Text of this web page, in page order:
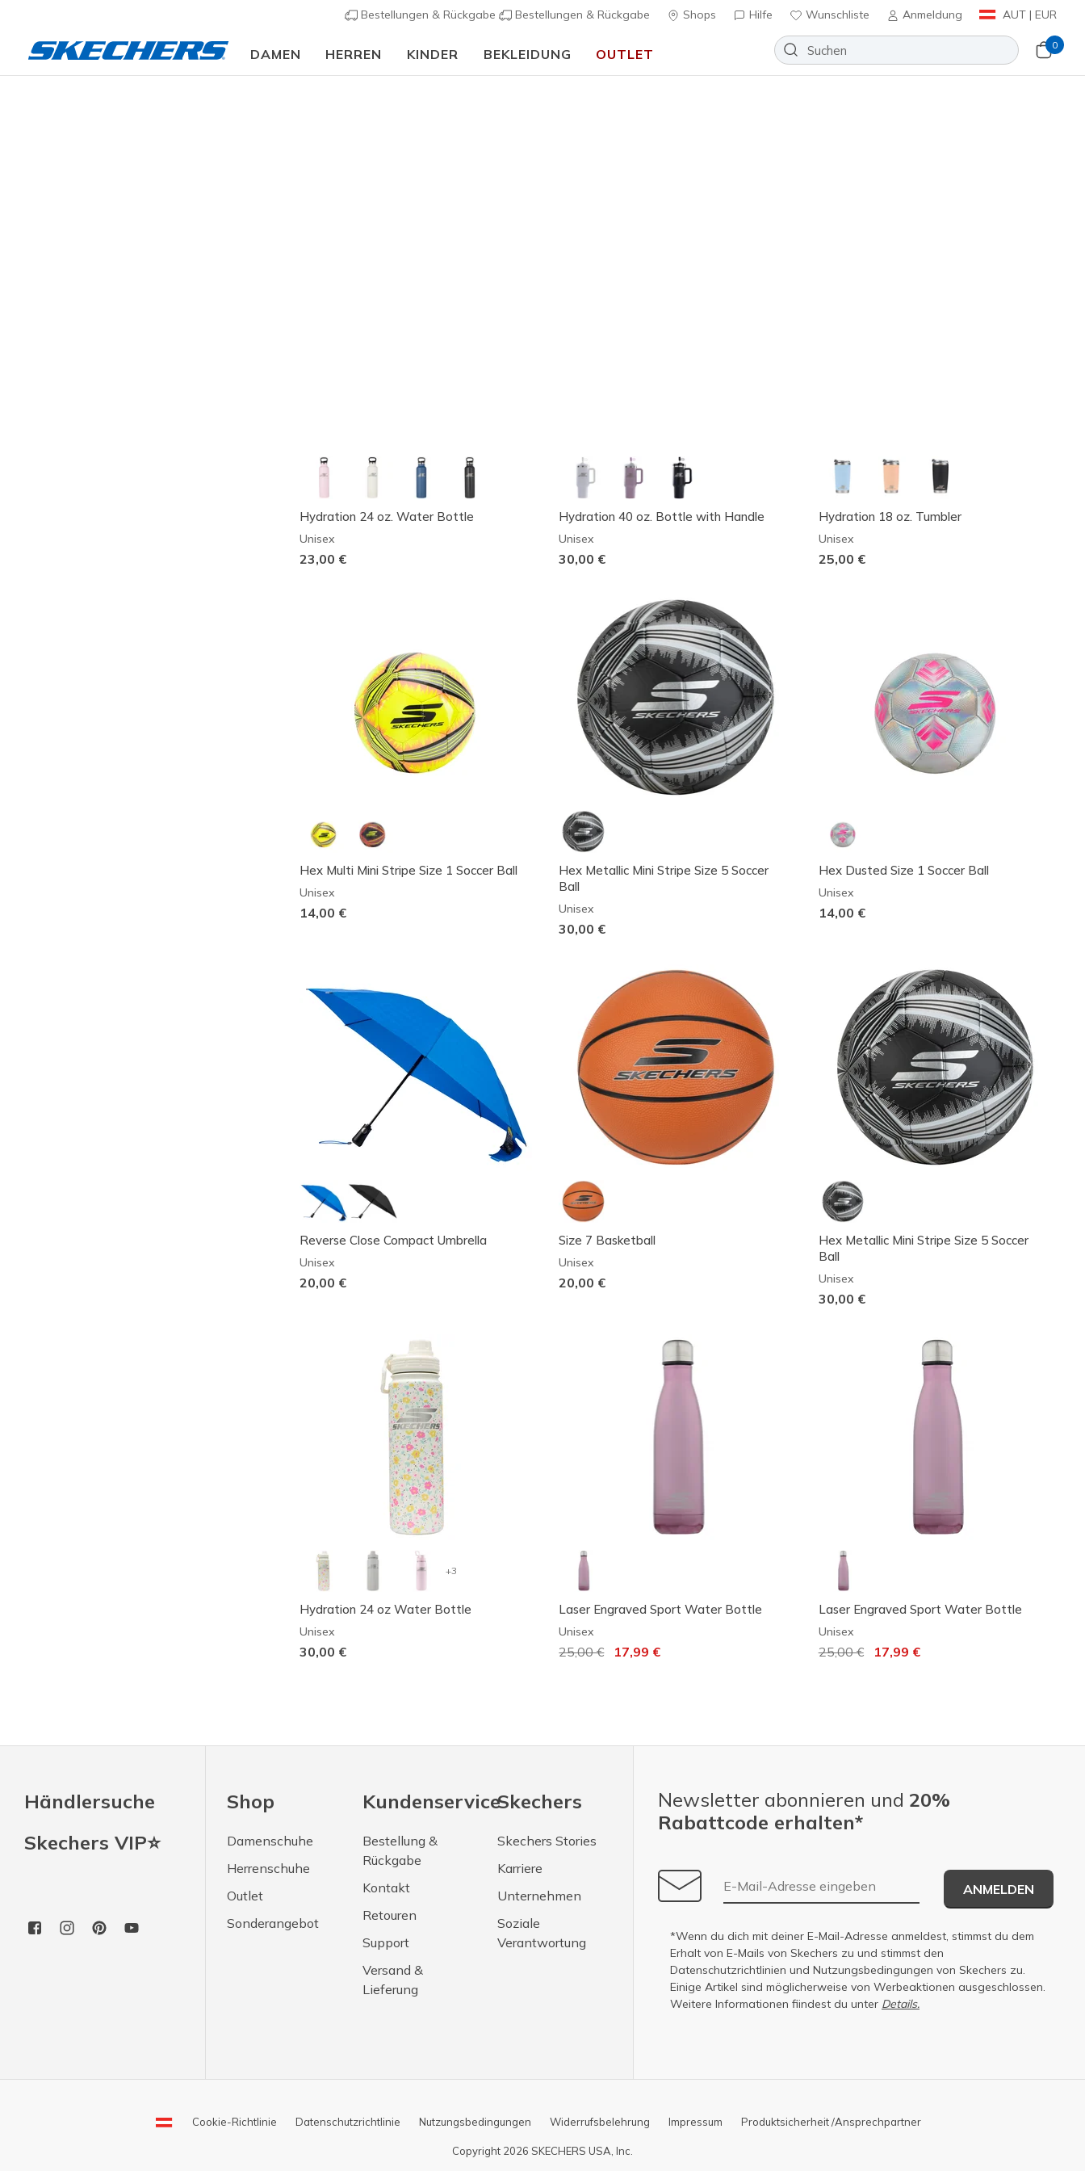
Bestellungen & Rückgabe Bestellungen & Rückgabe Shops Hilfe Wunschliste Anmeldung AUT | EUR
DAMEN HERREN KINDER BEKLEIDUNG OUTLET
0
Hydration 24 oz. Water Bottle
Unisex
23,00 €
Hydration 40 oz. Bottle with Handle
Unisex
30,00 €
Hydration 18 oz. Tumbler
Unisex
25,00 €
Hex Multi Mini Stripe Size 1 Soccer Ball
Unisex
14,00 €
Hex Metallic Mini Stripe Size 5 Soccer
Ball
Unisex
30,00 €
Hex Dusted Size 1 Soccer Ball
Unisex
14,00 €
Reverse Close Compact Umbrella
Unisex
20,00 €
Size 7 Basketball
Unisex
20,00 €
Hex Metallic Mini Stripe Size 5 Soccer
Ball
Unisex
30,00 €
+3
Hydration 24 oz Water Bottle
Unisex
30,00 €
Laser Engraved Sport Water Bottle
Unisex
Reduziert von
25,00 €auf17,99 €
Laser Engraved Sport Water Bottle
Unisex
Reduziert von
25,00 €auf17,99 €
Händlersuche
Skechers VIP⭐
Shop
Damenschuhe
Herrenschuhe
Outlet
Sonderangebot
Kundenservice
Bestellung &
Rückgabe
Kontakt
Retouren
Support
Versand &
Lieferung
Skechers
Skechers Stories
Karriere
Unternehmen
Soziale
Verantwortung
Newsletter abonnieren und 20%
Rabattcode erhalten*
E-Mail-Adresse
ANMELDEN
*Wenn du dich mit deiner E-Mail-Adresse anmeldest, stimmst du dem
Erhalt von E-Mails von Skechers zu und stimmst den
Datenschutzrichtlinien und Nutzungsbedingungen von Skechers zu.
Einige Artikel sind möglicherweise von Werbeaktionen ausgeschlossen.
Weitere Informationen fiindest du unter Details.
Cookie-Richtlinie Datenschutzrichtlinie Nutzungsbedingungen Widerrufsbelehrung Impressum Produktsicherheit /Ansprechpartner
Copyright 2026 SKECHERS USA, Inc.